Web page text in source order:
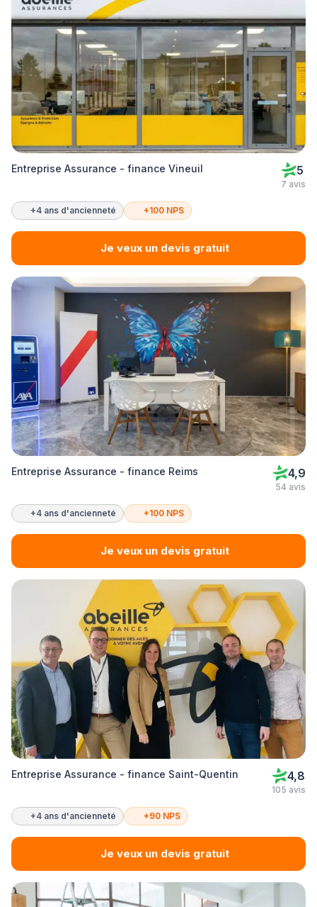
Entreprise Assurance - finance Vineuil 5
7 avis
+4 ans d'ancienneté +100 NPS
Je veux un devis gratuit
Entreprise Assurance - finance Reims 4,9
54 avis
+4 ans d'ancienneté +100 NPS
Je veux un devis gratuit
Entreprise Assurance - finance Saint-Quentin 4,8
105 avis
+4 ans d'ancienneté +90 NPS
Je veux un devis gratuit